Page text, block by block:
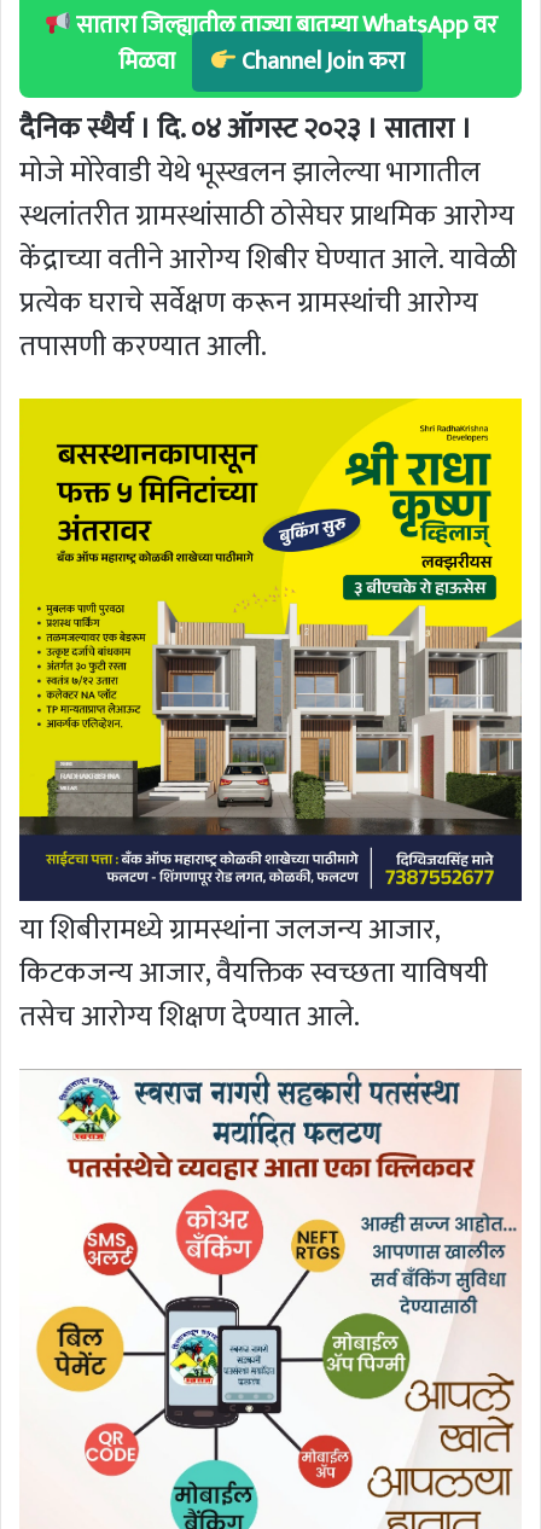
सातारा जिल्ह्यातील ताज्या बातम्या WhatsApp वर
मिळवा
Channel Join करा
दैनिक स्थैर्य । दि. ०४ ऑगस्ट २०२३ । सातारा ।
मोजे मोरेवाडी येथे भूस्खलन झालेल्या भागातील
स्थलांतरीत ग्रामस्थांसाठी ठोसेघर प्राथमिक आरोग्य
केंद्राच्या वतीने आरोग्य शिबीर घेण्यात आले. यावेळी
प्रत्येक घराचे सर्वेक्षण करून ग्रामस्थांची आरोग्य
तपासणी करण्यात आली.
या शिबीरामध्ये ग्रामस्थांना जलजन्य आजार,
किटकजन्य आजार, वैयक्तिक स्वच्छता याविषयी
तसेच आरोग्य शिक्षण देण्यात आले.